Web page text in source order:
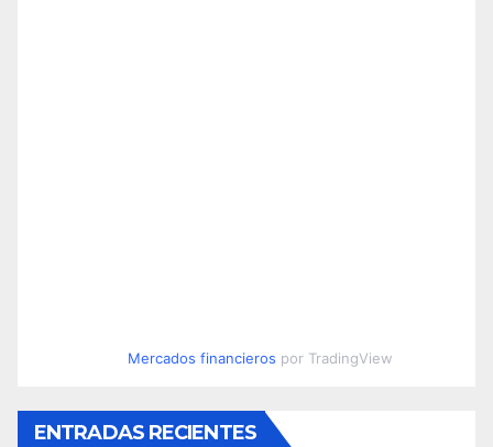
Mercados financieros por TradingView
ENTRADAS RECIENTES